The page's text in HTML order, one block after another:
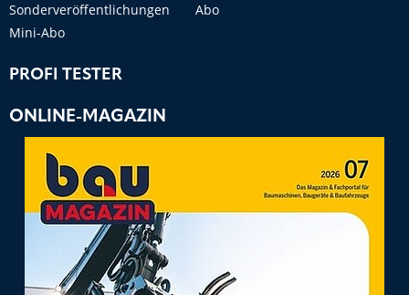
Sonderveröffentlichungen
Abo
Mini-Abo
PROFI TESTER
ONLINE-MAGAZIN